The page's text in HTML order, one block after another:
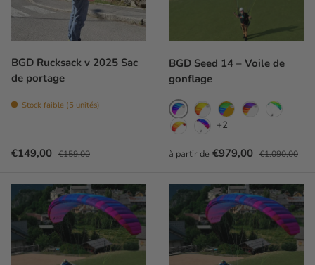
BGD Rucksack v 2025 Sac
de portage
Stock faible (5 unités)
Prix soldé
€149,00 Prix habituel
€159,00
BGD Seed 14 – Voile de
gonflage
InfernoBlazeForest
+2
Prix soldé
à partir de €979,00 Prix habituel
€1.090,00